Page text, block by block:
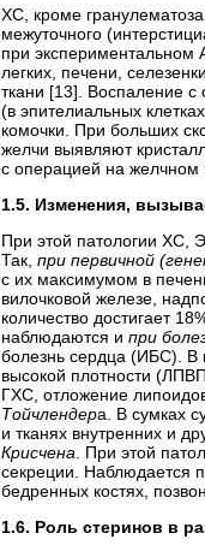
ХС, кроме
межуточного
при
легких, печени,
ткани [13]. Воспаление с
(в эпителиальных
комочки. При больших
желчи выявляют
с операцией на желчном
1.5. Изменения,
При этой патологии ХС,
Так, при первичной
с их максимумом в
вилочковой железе,
количество достигает
наблюдаются и при
болезнь сердца (ИБС). В
высокой плотности
ГХС, отложение
Тойчлендера.
В сумках
и тканях внутренних и
Крисчена . При этой
секреции. Наблюдается
бедренных костях,
1.6. Роль стеринов в